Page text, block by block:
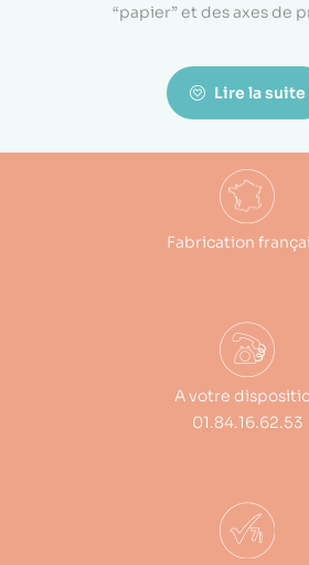
“papier” et des axes de
Lire la suite
Fabrication
A votre
01.84.16.62.53